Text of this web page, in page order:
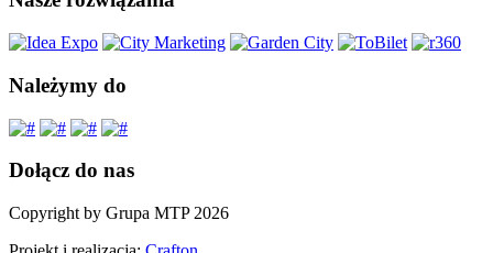
Należymy do
Dołącz do nas
Copyright by Grupa MTP 2026